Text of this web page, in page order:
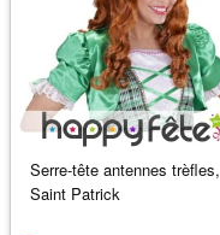
Serre-tête antennes trèfles,
Saint Patrick